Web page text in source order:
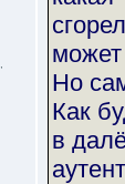
Но
Как
в